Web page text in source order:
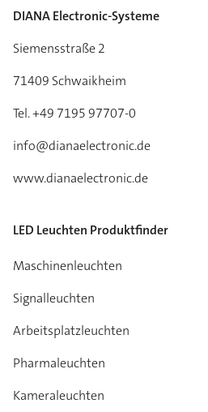
DIANA Electronic-Systeme
Siemensstraße 2
71409 Schwaikheim
Tel. +49 7195 97707-0
info@dianaelectronic.de
www.dianaelectronic.de
LED Leuchten Produktfinder
Maschinenleuchten
Signalleuchten
Arbeitsplatzleuchten
Pharmaleuchten
Kameraleuchten